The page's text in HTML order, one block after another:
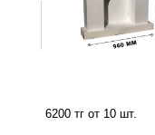
6200 тг от 10 шт.